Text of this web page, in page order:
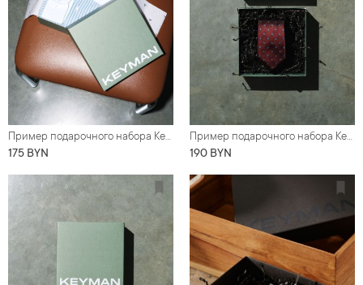
Пример подарочного набора Keyman (фирменная коробочка, рубашка)
175 BYN
Пример подарочного набора Keyman (фирменная коробочка, шелковый галстук)
190 BYN